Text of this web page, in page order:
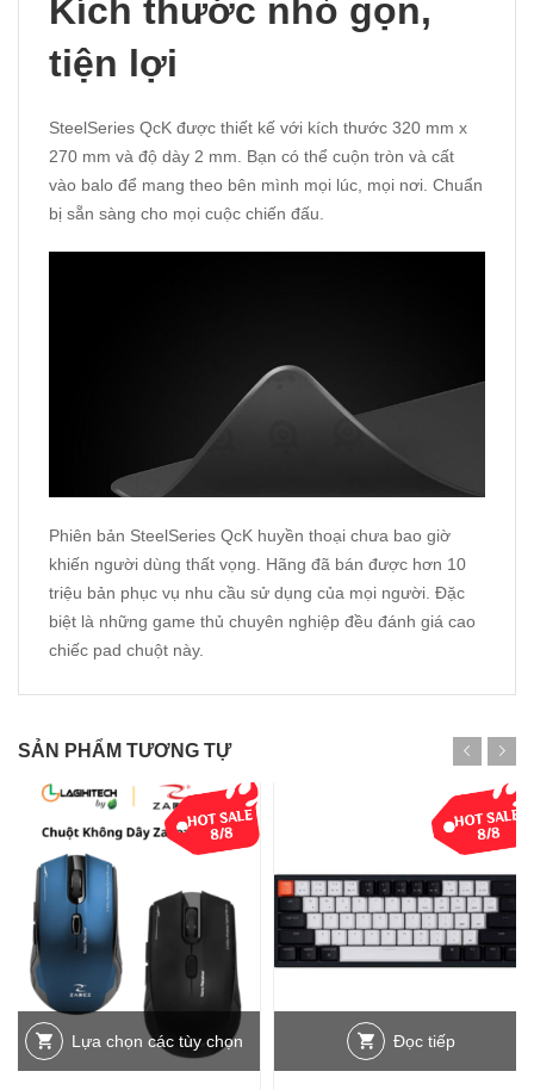
Kích thước nhỏ gọn,
tiện lợi
SteelSeries QcK được thiết kế với kích thước 320 mm x
270 mm và độ dày 2 mm. Bạn có thể cuộn tròn và cất
vào balo để mang theo bên mình mọi lúc, mọi nơi. Chuẩn
bị sẵn sàng cho mọi cuộc chiến đấu.
Phiên bản SteelSeries QcK huyền thoại chưa bao giờ
khiến người dùng thất vọng. Hãng đã bán được hơn 10
triệu bản phục vụ nhu cầu sử dụng của mọi người. Đặc
biệt là những game thủ chuyên nghiệp đều đánh giá cao
chiếc pad chuột này.
SẢN PHẨM TƯƠNG TỰ
Lựa chọn các tùy chọn Đọc tiếp